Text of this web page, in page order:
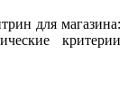
для магазина:
критерии